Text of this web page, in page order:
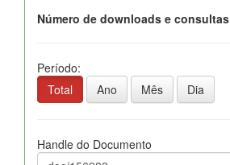
Número de downloads e
Período:
Total
Ano Mês Dia
Handle do Documento